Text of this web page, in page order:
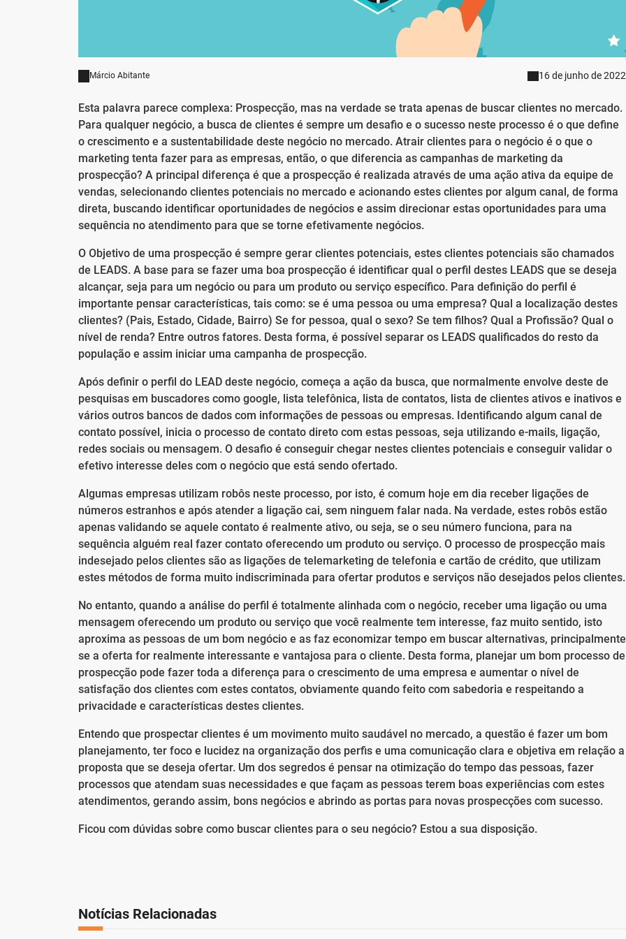
Márcio Abitante 16 de junho de 2022
Esta palavra parece complexa: Prospecção, mas na verdade se trata apenas de buscar clientes no mercado.
Para qualquer negócio, a busca de clientes é sempre um desafio e o sucesso neste processo é o que define
o crescimento e a sustentabilidade deste negócio no mercado. Atrair clientes para o negócio é o que o
marketing tenta fazer para as empresas, então, o que diferencia as campanhas de marketing da
prospecção? A principal diferença é que a prospecção é realizada através de uma ação ativa da equipe de
vendas, selecionando clientes potenciais no mercado e acionando estes clientes por algum canal, de forma
direta, buscando identificar oportunidades de negócios e assim direcionar estas oportunidades para uma
sequência no atendimento para que se torne efetivamente negócios.
O Objetivo de uma prospecção é sempre gerar clientes potenciais, estes clientes potenciais são chamados
de LEADS. A base para se fazer uma boa prospecção é identificar qual o perfil destes LEADS que se deseja
alcançar, seja para um negócio ou para um produto ou serviço específico. Para definição do perfil é
importante pensar características, tais como: se é uma pessoa ou uma empresa? Qual a localização destes
clientes? (Pais, Estado, Cidade, Bairro) Se for pessoa, qual o sexo? Se tem filhos? Qual a Profissão? Qual o
nível de renda? Entre outros fatores. Desta forma, é possível separar os LEADS qualificados do resto da
população e assim iniciar uma campanha de prospecção.
Após definir o perfil do LEAD deste negócio, começa a ação da busca, que normalmente envolve deste de
pesquisas em buscadores como google, lista telefônica, lista de contatos, lista de clientes ativos e inativos e
vários outros bancos de dados com informações de pessoas ou empresas. Identificando algum canal de
contato possível, inicia o processo de contato direto com estas pessoas, seja utilizando e-mails, ligação,
redes sociais ou mensagem. O desafio é conseguir chegar nestes clientes potenciais e conseguir validar o
efetivo interesse deles com o negócio que está sendo ofertado.
Algumas empresas utilizam robôs neste processo, por isto, é comum hoje em dia receber ligações de
números estranhos e após atender a ligação cai, sem ninguem falar nada. Na verdade, estes robôs estão
apenas validando se aquele contato é realmente ativo, ou seja, se o seu número funciona, para na
sequência alguém real fazer contato oferecendo um produto ou serviço. O processo de prospecção mais
indesejado pelos clientes são as ligações de telemarketing de telefonia e cartão de crédito, que utilizam
estes métodos de forma muito indiscriminada para ofertar produtos e serviços não desejados pelos clientes.
No entanto, quando a análise do perfil é totalmente alinhada com o negócio, receber uma ligação ou uma
mensagem oferecendo um produto ou serviço que você realmente tem interesse, faz muito sentido, isto
aproxima as pessoas de um bom negócio e as faz economizar tempo em buscar alternativas, principalmente
se a oferta for realmente interessante e vantajosa para o cliente. Desta forma, planejar um bom processo de
prospecção pode fazer toda a diferença para o crescimento de uma empresa e aumentar o nível de
satisfação dos clientes com estes contatos, obviamente quando feito com sabedoria e respeitando a
privacidade e características destes clientes.
Entendo que prospectar clientes é um movimento muito saudável no mercado, a questão é fazer um bom
planejamento, ter foco e lucidez na organização dos perfis e uma comunicação clara e objetiva em relação a
proposta que se deseja ofertar. Um dos segredos é pensar na otimização do tempo das pessoas, fazer
processos que atendam suas necessidades e que façam as pessoas terem boas experiências com estes
atendimentos, gerando assim, bons negócios e abrindo as portas para novas prospecções com sucesso.
Ficou com dúvidas sobre como buscar clientes para o seu negócio? Estou a sua disposição.
Notícias Relacionadas